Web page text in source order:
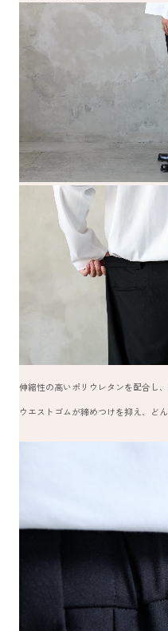
伸縮性の高いポリウレタンを配合し
ウエストゴムが締めつけを抑え、ど